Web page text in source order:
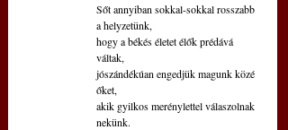
Sőt annyiban sokkal-sokkal rosszabb
a helyzetünk,
hogy a békés életet élők prédává
váltak,
jószándékúan engedjük magunk közé
őket,
akik gyilkos merénylettel válaszolnak
nekünk.